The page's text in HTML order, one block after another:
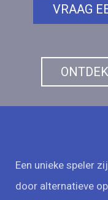
VRAAG
Een unieke speler
door alternatieve